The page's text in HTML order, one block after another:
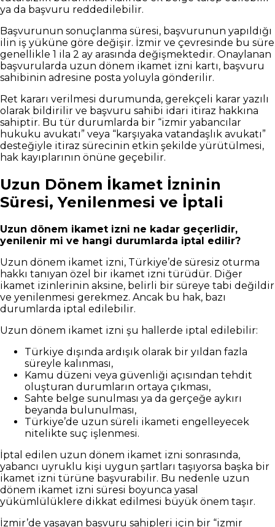
ya da başvuru reddedilebilir.
Başvurunun sonuçlanma süresi, başvurunun yapıldığı
ilin iş yüküne göre değişir. İzmir ve çevresinde bu süre
genellikle 1 ila 2 ay arasında değişmektedir. Onaylanan
başvurularda uzun dönem ikamet izni kartı, başvuru
sahibinin adresine posta yoluyla gönderilir.
Ret kararı verilmesi durumunda, gerekçeli karar yazılı
olarak bildirilir ve başvuru sahibi idari itiraz hakkına
sahiptir. Bu tür durumlarda bir “izmir yabancılar
hukuku avukatı” veya “karşıyaka vatandaşlık avukatı”
desteğiyle itiraz sürecinin etkin şekilde yürütülmesi,
hak kayıplarının önüne geçebilir.
Uzun Dönem İkamet İzninin
Süresi, Yenilenmesi ve İptali
Uzun dönem ikamet izni ne kadar geçerlidir,
yenilenir mi ve hangi durumlarda iptal edilir?
Uzun dönem ikamet izni, Türkiye’de süresiz oturma
hakkı tanıyan özel bir ikamet izni türüdür. Diğer
ikamet izinlerinin aksine, belirli bir süreye tabi değildir
ve yenilenmesi gerekmez. Ancak bu hak, bazı
durumlarda iptal edilebilir.
Uzun dönem ikamet izni şu hallerde iptal edilebilir:
Türkiye dışında ardışık olarak bir yıldan fazla
süreyle kalınması,
Kamu düzeni veya güvenliği açısından tehdit
oluşturan durumların ortaya çıkması,
Sahte belge sunulması ya da gerçeğe aykırı
beyanda bulunulması,
Türkiye’de uzun süreli ikameti engelleyecek
nitelikte suç işlenmesi.
İptal edilen uzun dönem ikamet izni sonrasında,
yabancı uyruklu kişi uygun şartları taşıyorsa başka bir
ikamet izni türüne başvurabilir. Bu nedenle uzun
dönem ikamet izni süresi boyunca yasal
yükümlülüklere dikkat edilmesi büyük önem taşır.
İzmir’de yaşayan başvuru sahipleri için bir “izmir